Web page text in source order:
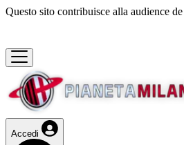
Questo sito contribuisce alla audience de
Accedi